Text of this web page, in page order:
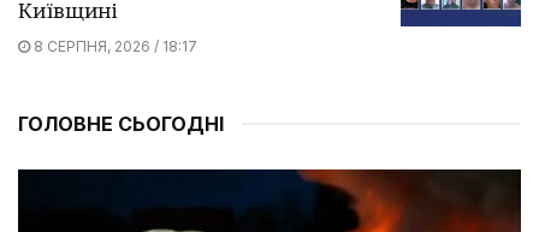
Київщині
8 СЕРПНЯ, 2026 / 18:17
ГОЛОВНЕ СЬОГОДНІ